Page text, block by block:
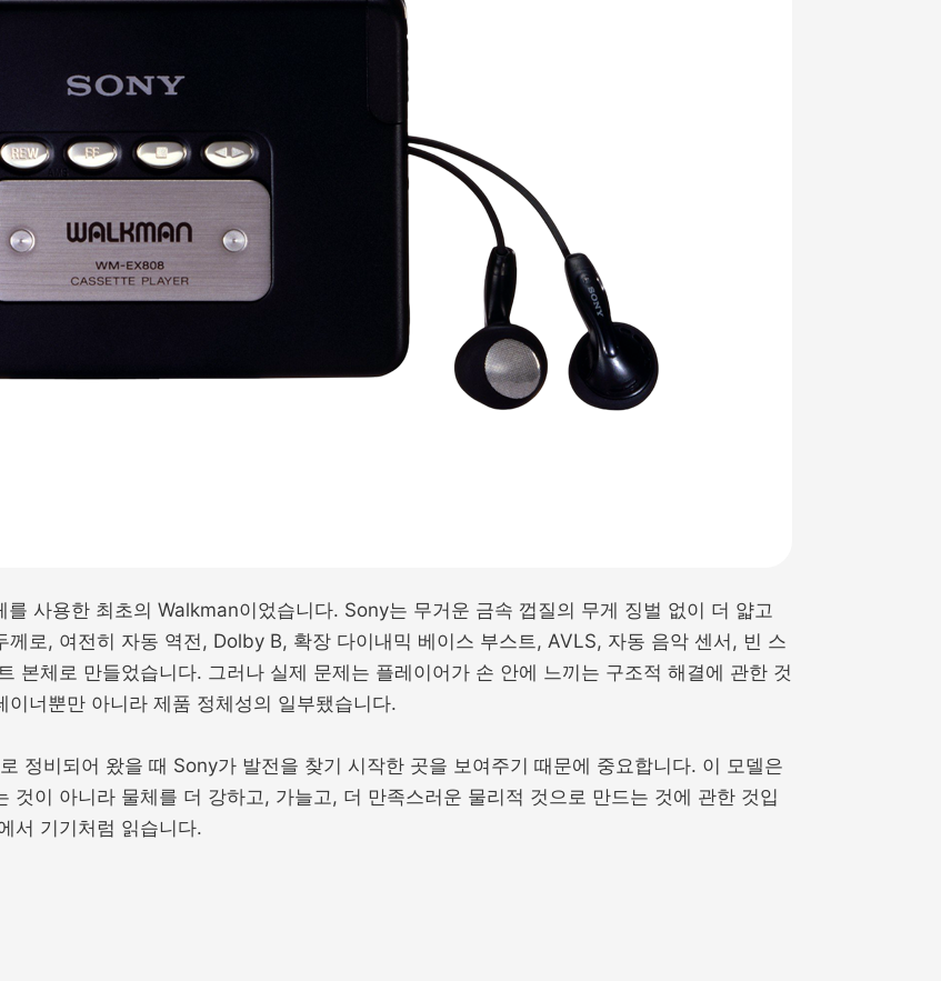
사용한 최초의 Walkman이었습니다. Sony는 무거운 금속 껍질의 무게 징벌 없이 더 얇고
로, 여전히 자동 역전, Dolby B, 확장 다이내믹 베이스 부스트, AVLS, 자동 음악 센서, 빈 스
본체로 만들었습니다. 그러나 실제 문제는 플레이어가 손 안에 느끼는 구조적 해결에 관한 것
너뿐만 아니라 제품 정체성의 일부됐습니다.
정비되어 왔을 때 Sony가 발전을 찾기 시작한 곳을 보여주기 때문에 중요합니다. 이 모델은
것이 아니라 물체를 더 강하고, 가늘고, 더 만족스러운 물리적 것으로 만드는 것에 관한 것입
서 기기처럼 읽습니다.